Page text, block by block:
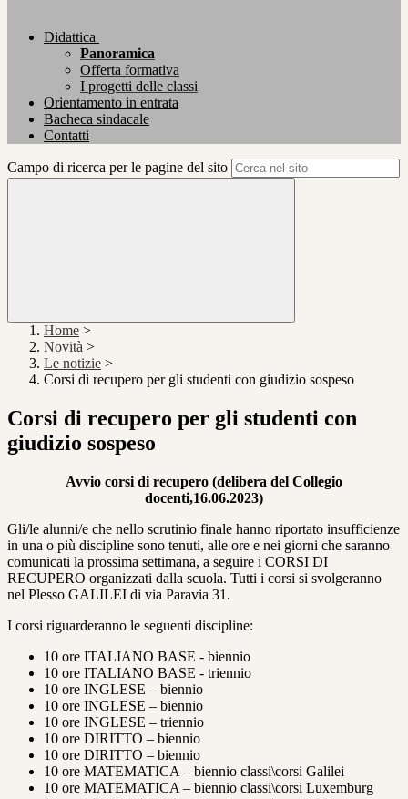
Didattica
Panoramica
Offerta formativa
I progetti delle classi
Orientamento in entrata
Bacheca sindacale
Contatti
Campo di ricerca per le pagine del sito
Home >
Novità >
Le notizie >
Corsi di recupero per gli studenti con giudizio sospeso
Corsi di recupero per gli studenti con
giudizio sospeso
Avvio corsi di recupero (delibera del Collegio
docenti,16.06.2023)
Gli/le alunni/e che nello scrutinio finale hanno riportato insufficienze
in una o più discipline sono tenuti, alle ore e nei giorni che saranno
comunicati la prossima settimana, a seguire i CORSI DI
RECUPERO organizzati dalla scuola. Tutti i corsi si svolgeranno
nel Plesso GALILEI di via Paravia 31.
I corsi riguarderanno le seguenti discipline:
10 ore ITALIANO BASE - biennio
10 ore ITALIANO BASE - triennio
10 ore INGLESE – biennio
10 ore INGLESE – biennio
10 ore INGLESE – triennio
10 ore DIRITTO – biennio
10 ore DIRITTO – biennio
10 ore MATEMATICA – biennio classi\corsi Galilei
10 ore MATEMATICA – biennio classi\corsi Luxemburg